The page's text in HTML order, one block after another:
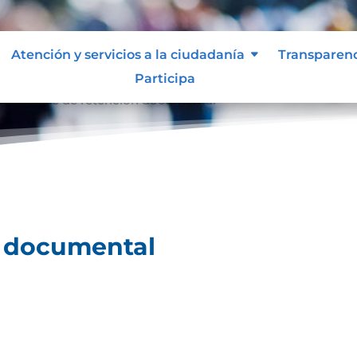
Atención y servicios a la ciudadanía
Participa